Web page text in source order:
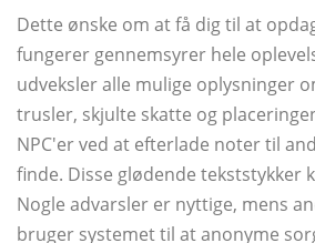
Dette ønske om at få dig til at
fungerer gennemsyrer hele
udveksler alle mulige oplysninger
trusler, skjulte skatte og
NPC'er ved at efterlade noter til
finde. Disse glødende tekststykker
Nogle advarsler er nyttige, mens
bruger systemet til at anonyme